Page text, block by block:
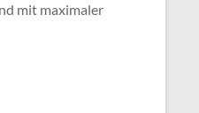
mit maximaler